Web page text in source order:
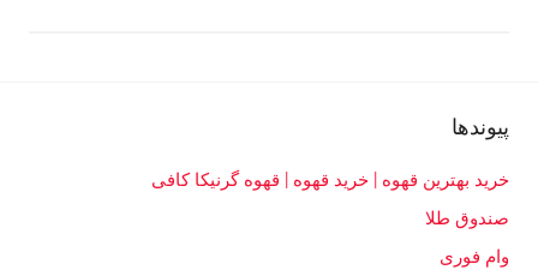
ا
ر
و
پیوندها
خرید بهترین قهوه | خرید قهوه | قهوه گرنیکا کافی
صندوق طلا
وام فوری